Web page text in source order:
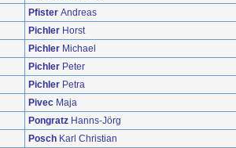
Pfister Andreas
Pichler Horst
Pichler Michael
Pichler Peter
Pichler Petra
Pivec Maja
Pongratz Hanns-Jörg
Posch Karl Christian